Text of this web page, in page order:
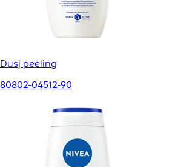
Dusj peeling
80802-04512-90